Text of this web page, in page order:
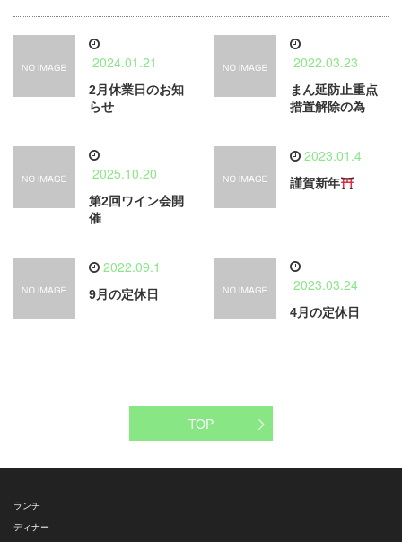
2024.01.21
2月休業日のお知
らせ
2022.03.23
まん延防止重点
措置解除の為
2025.10.20
第2回ワイン会開
催
2023.01.4
謹賀新年
2022.09.1
9月の定休日
2023.03.24
4月の定休日
TOP
ランチ
ディナー